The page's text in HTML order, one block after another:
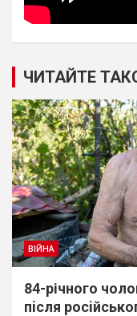
ЧИТАЙТЕ
ВІЙНА
84-річного
пiсля